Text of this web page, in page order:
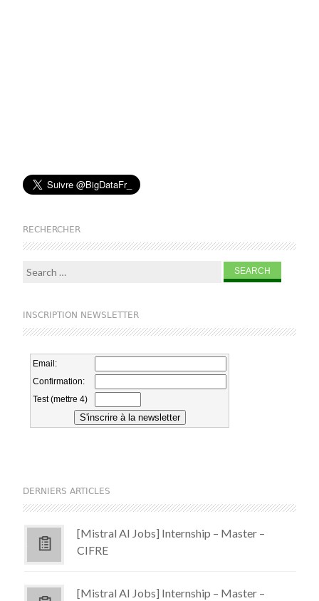
RECHERCHER
Search for:
INSCRIPTION NEWSLETTER
DERNIERS ARTICLES
[Mistral AI Jobs] Internship – Master –
CIFRE
[Mistral AI Jobs] Internship – Master –